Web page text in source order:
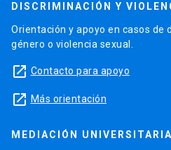
DISCRIMINACIÓN Y
Orientación y apoyo en casos de
género o violencia sexual.
launch Contacto para apoyo
launch Más orientación
MEDIACIÓN UNIVERSITARIA